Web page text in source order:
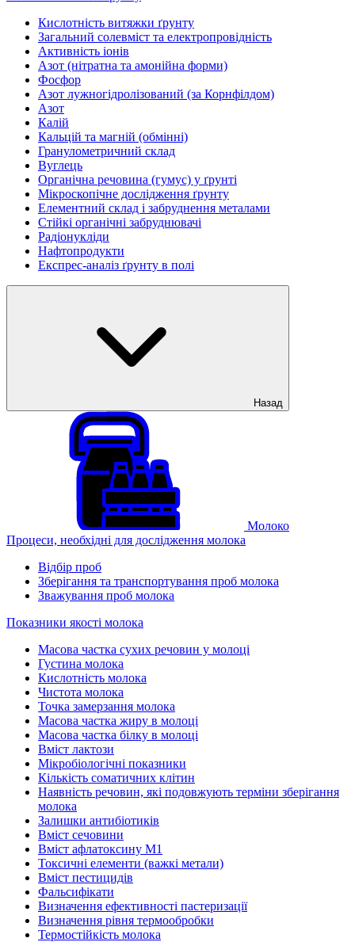
Кислотність витяжки ґрунту
Загальний солевміст та електропровідність
Активність іонів
Азот (нітратна та амонійна форми)
Фосфор
Азот лужногідролізований (за Корнфілдом)
Азот
Калій
Кальцій та магній (обмінні)
Гранулометричний склад
Вуглець
Органічна речовина (гумус) у ґрунті
Мікроскопічне дослідження ґрунту
Елементний склад і забруднення металами
Стійкі органічні забруднювачі
Радіонукліди
Нафтопродукти
Експрес-аналіз ґрунту в полі
Назад
Молоко
Процеси, необхідні для дослідження молока
Відбір проб
Зберігання та транспортування проб молока
Зважування проб молока
Показники якості молока
Масова частка сухих речовин у молоці
Густина молока
Кислотність молока
Чистота молока
Точка замерзання молока
Масова частка жиру в молоці
Масова частка білку в молоці
Вміст лактози
Мікробіологічні показники
Кількість соматичних клітин
Наявність речовин, які подовжують терміни зберігання
молока
Залишки антибіотиків
Вміст сечовини
Вміст афлатоксину М1
Токсичні елементи (важкі метали)
Вміст пестицидів
Фальсифікати
Визначення ефективності пастеризації
Визначення рівня термообробки
Термостійкість молока